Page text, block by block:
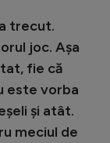
trecut.
joc. Așa
fie că
este vorba
și atât.
meciul de